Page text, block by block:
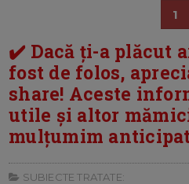
1
✔️ Dacă ți-a plăcut
fost de folos,
share! Aceste
utile și altor
mulțumim
SUBIECTE TRATATE: